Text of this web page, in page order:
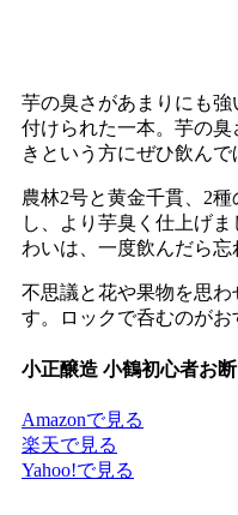
芋の臭さがあまりにも
付けられた一本。芋の
きという方にぜひ飲んで
農林2号と黄金千貫、2
し、より芋臭く仕上げ
わいは、一度飲んだら忘
不思議と花や果物を思わ
す。ロックで呑むのがお
小正醸造 小鶴初心者お断
Amazonで見る
楽天で見る
Yahoo!で見る